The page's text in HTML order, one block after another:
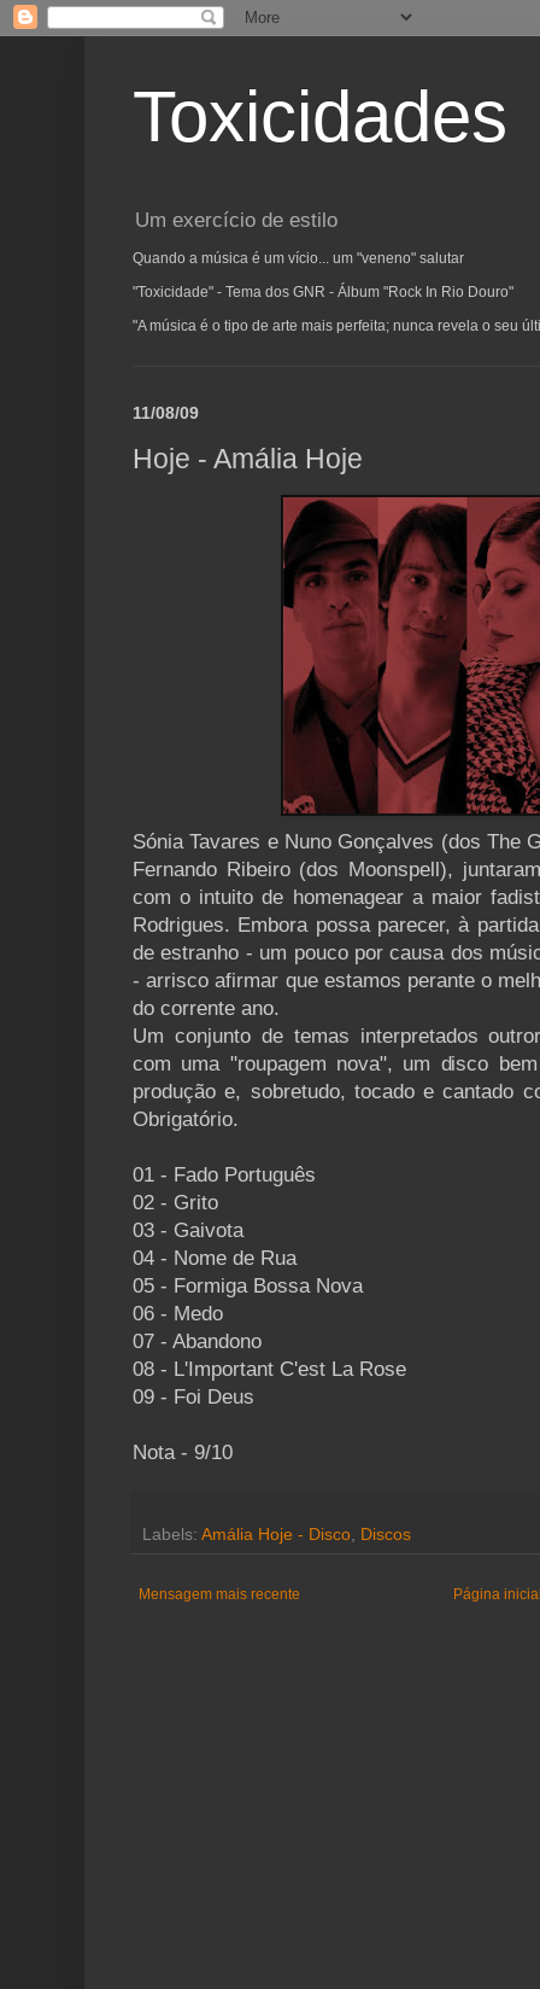
Toxicidades
Um exercício de estilo
Quando a música é um vício... um "veneno" salutar
"Toxicidade" - Tema dos GNR - Álbum "Rock In Rio Douro"
"A música é o tipo de arte mais perfeita; nunca revela o seu
11/08/09
Hoje - Amália Hoje
Sónia Tavares e Nuno Gonçalves (dos The
Fernando Ribeiro (dos Moonspell),
com o intuito de homenagear a maior
Rodrigues. Embora possa parecer, à
de estranho - um pouco por causa dos
- arrisco afirmar que estamos perante o
do corrente ano.
Um conjunto de temas interpretados
com uma "roupagem nova", um disco
produção e, sobretudo, tocado e cantado
Obrigatório.
01 - Fado Português
02 - Grito
03 - Gaivota
04 - Nome de Rua
05 - Formiga Bossa Nova
06 - Medo
07 - Abandono
08 - L'Important C'est La Rose
09 - Foi Deus
Nota - 9/10
Labels: Amália Hoje - Disco, Discos
Mensagem mais recente Página